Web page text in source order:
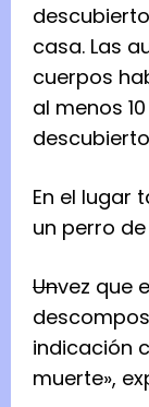
casa. Las
cuerpos
al menos
En el lugar
un perro
Unvez que
indicación
muerte»,